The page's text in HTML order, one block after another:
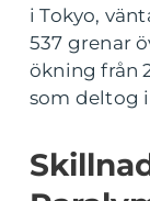
i Tokyo,
537 grenar
ökning från
som deltog